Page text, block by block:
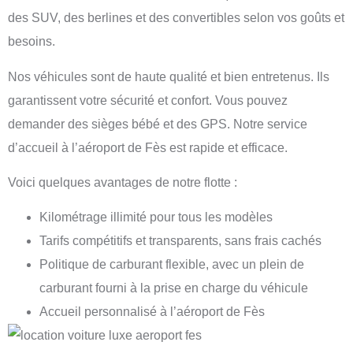
des SUV, des berlines et des convertibles selon vos goûts et
besoins.
Nos véhicules sont de haute qualité et bien entretenus. Ils
garantissent votre sécurité et confort. Vous pouvez
demander des sièges bébé et des GPS. Notre service
d’accueil à l’aéroport de Fès est rapide et efficace.
Voici quelques avantages de notre flotte :
Kilométrage illimité pour tous les modèles
Tarifs compétitifs et transparents, sans frais cachés
Politique de carburant flexible, avec un plein de
carburant fourni à la prise en charge du véhicule
Accueil personnalisé à l’aéroport de Fès